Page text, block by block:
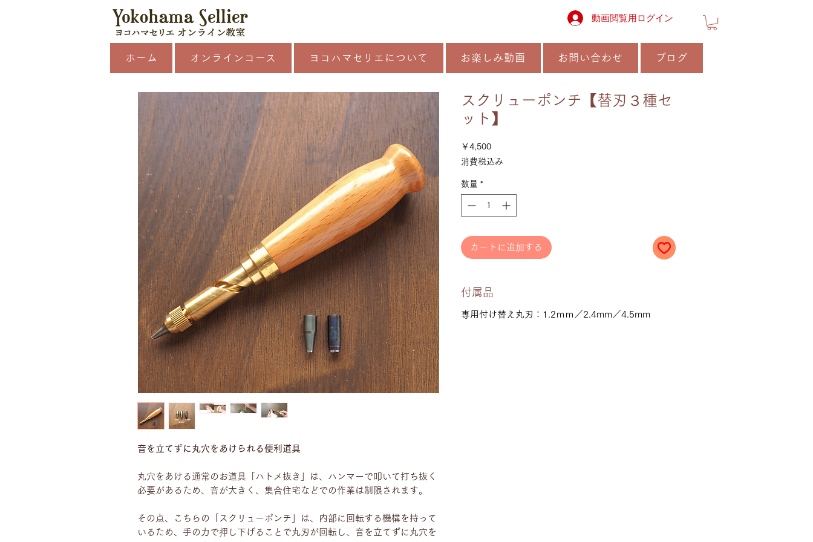
動画閲覧用ログイン
ホーム オンラインコース ヨコハマセリエについて お楽しみ動画 お問い合わせ ブログ
音を立てずに丸穴をあけられる便利道具
丸穴をあける通常のお道具「ハトメ抜き」は、ハンマーで叩いて打ち抜く
必要があるため、音が大きく、集合住宅などでの作業は制限されます。
その点、こちらの「スクリューポンチ」は、内部に回転する機構を持って
いるため、手の力で押し下げることで丸刃が回転し、音を立てずに丸穴を
スクリューポンチ【替刃３種セ
ット】
￥4,500価
格
消費税込み
数量 *
カートに追加する
付属品
専用付け替え丸刃：1.2ｍｍ／2.4mm／4.5mm